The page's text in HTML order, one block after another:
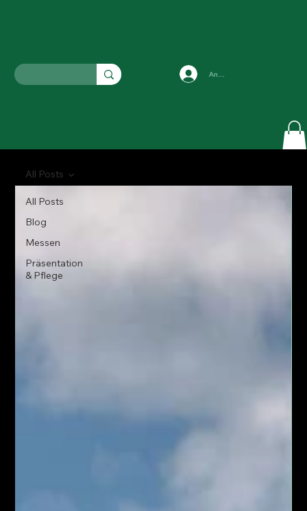
Anmelden
All Posts
Blog
Messen
Präsentation
& Pflege
All Posts